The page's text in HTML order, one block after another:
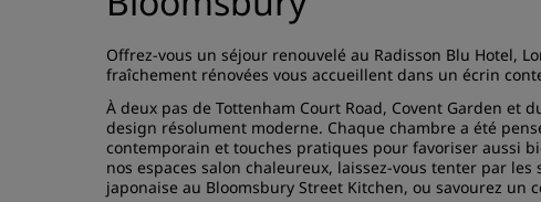
Offrez-vous un séjour renouvelé au Radisson Blu Hotel,
fraîchement rénovées vous accueillent dans un écrin
À deux pas de Tottenham Court Road, Covent Garden
design résolument moderne. Chaque chambre a été
contemporain et touches pratiques pour favoriser aussi
nos espaces salon chaleureux, laissez-vous tenter par
japonaise au Bloomsbury Street Kitchen, ou savourez un